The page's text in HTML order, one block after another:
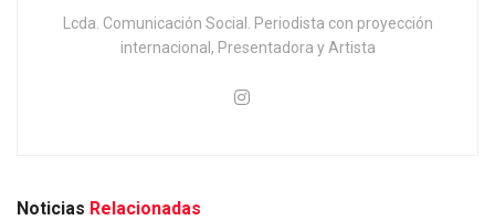
Lcda. Comunicación Social. Periodista con proyección
internacional, Presentadora y Artista
Noticias Relacionadas